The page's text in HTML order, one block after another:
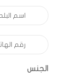
الجنس